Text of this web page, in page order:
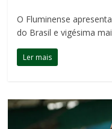
O Fluminense
do Brasil e vigésima
Ler mais